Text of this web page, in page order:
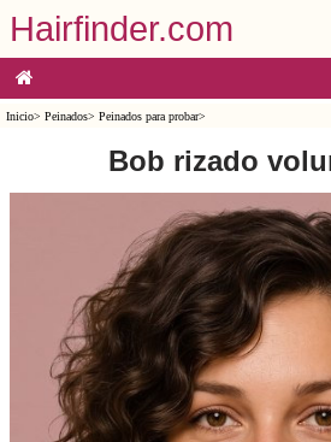
Hairfinder.com
Inicio> Peinados> Peinados para probar>
Bob rizado